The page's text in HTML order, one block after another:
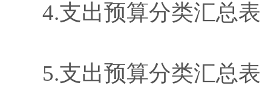
4.支出预算分类汇总表
5.支出预算分类汇总表